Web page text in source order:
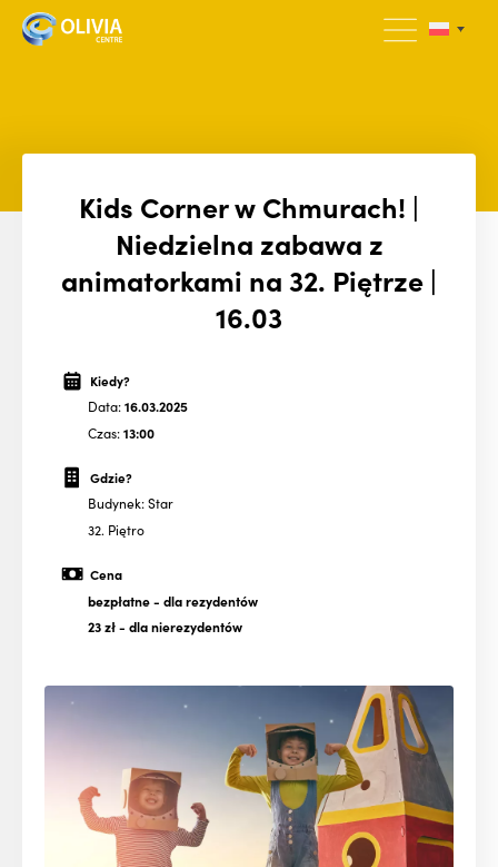
Kids Corner w Chmurach! |
Niedzielna zabawa z
animatorkami na 32. Piętrze |
16.03
Kiedy?
Data:16.03.2025
Czas:13:00
Gdzie?
Budynek: Star
32. Piętro
Cena
bezpłatne- dla rezydentów
23 zł- dla nierezydentów